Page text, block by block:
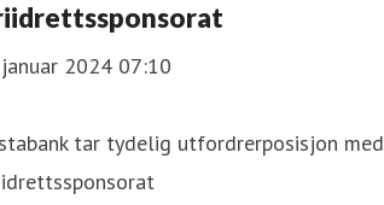
2024 07:10
tar tydelig utfordrerposisjon med